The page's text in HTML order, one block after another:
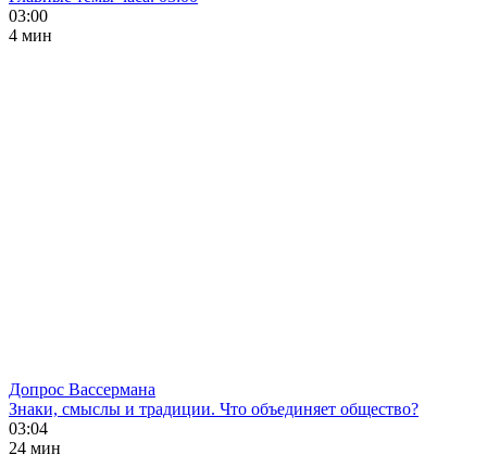
03:00
4 мин
Допрос Вассермана
Знаки, смыслы и традиции. Что объединяет общество?
03:04
24 мин